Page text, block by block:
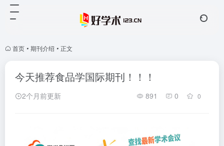
首页 • 期刊介绍 • 正文
今天推荐食品学国际期刊！！！
2个月前更新 891 0 0